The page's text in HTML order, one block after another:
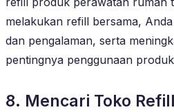
melakukan refill bersama,
dan pengalaman, serta
pentingnya penggunaan
8. Mencari Toko